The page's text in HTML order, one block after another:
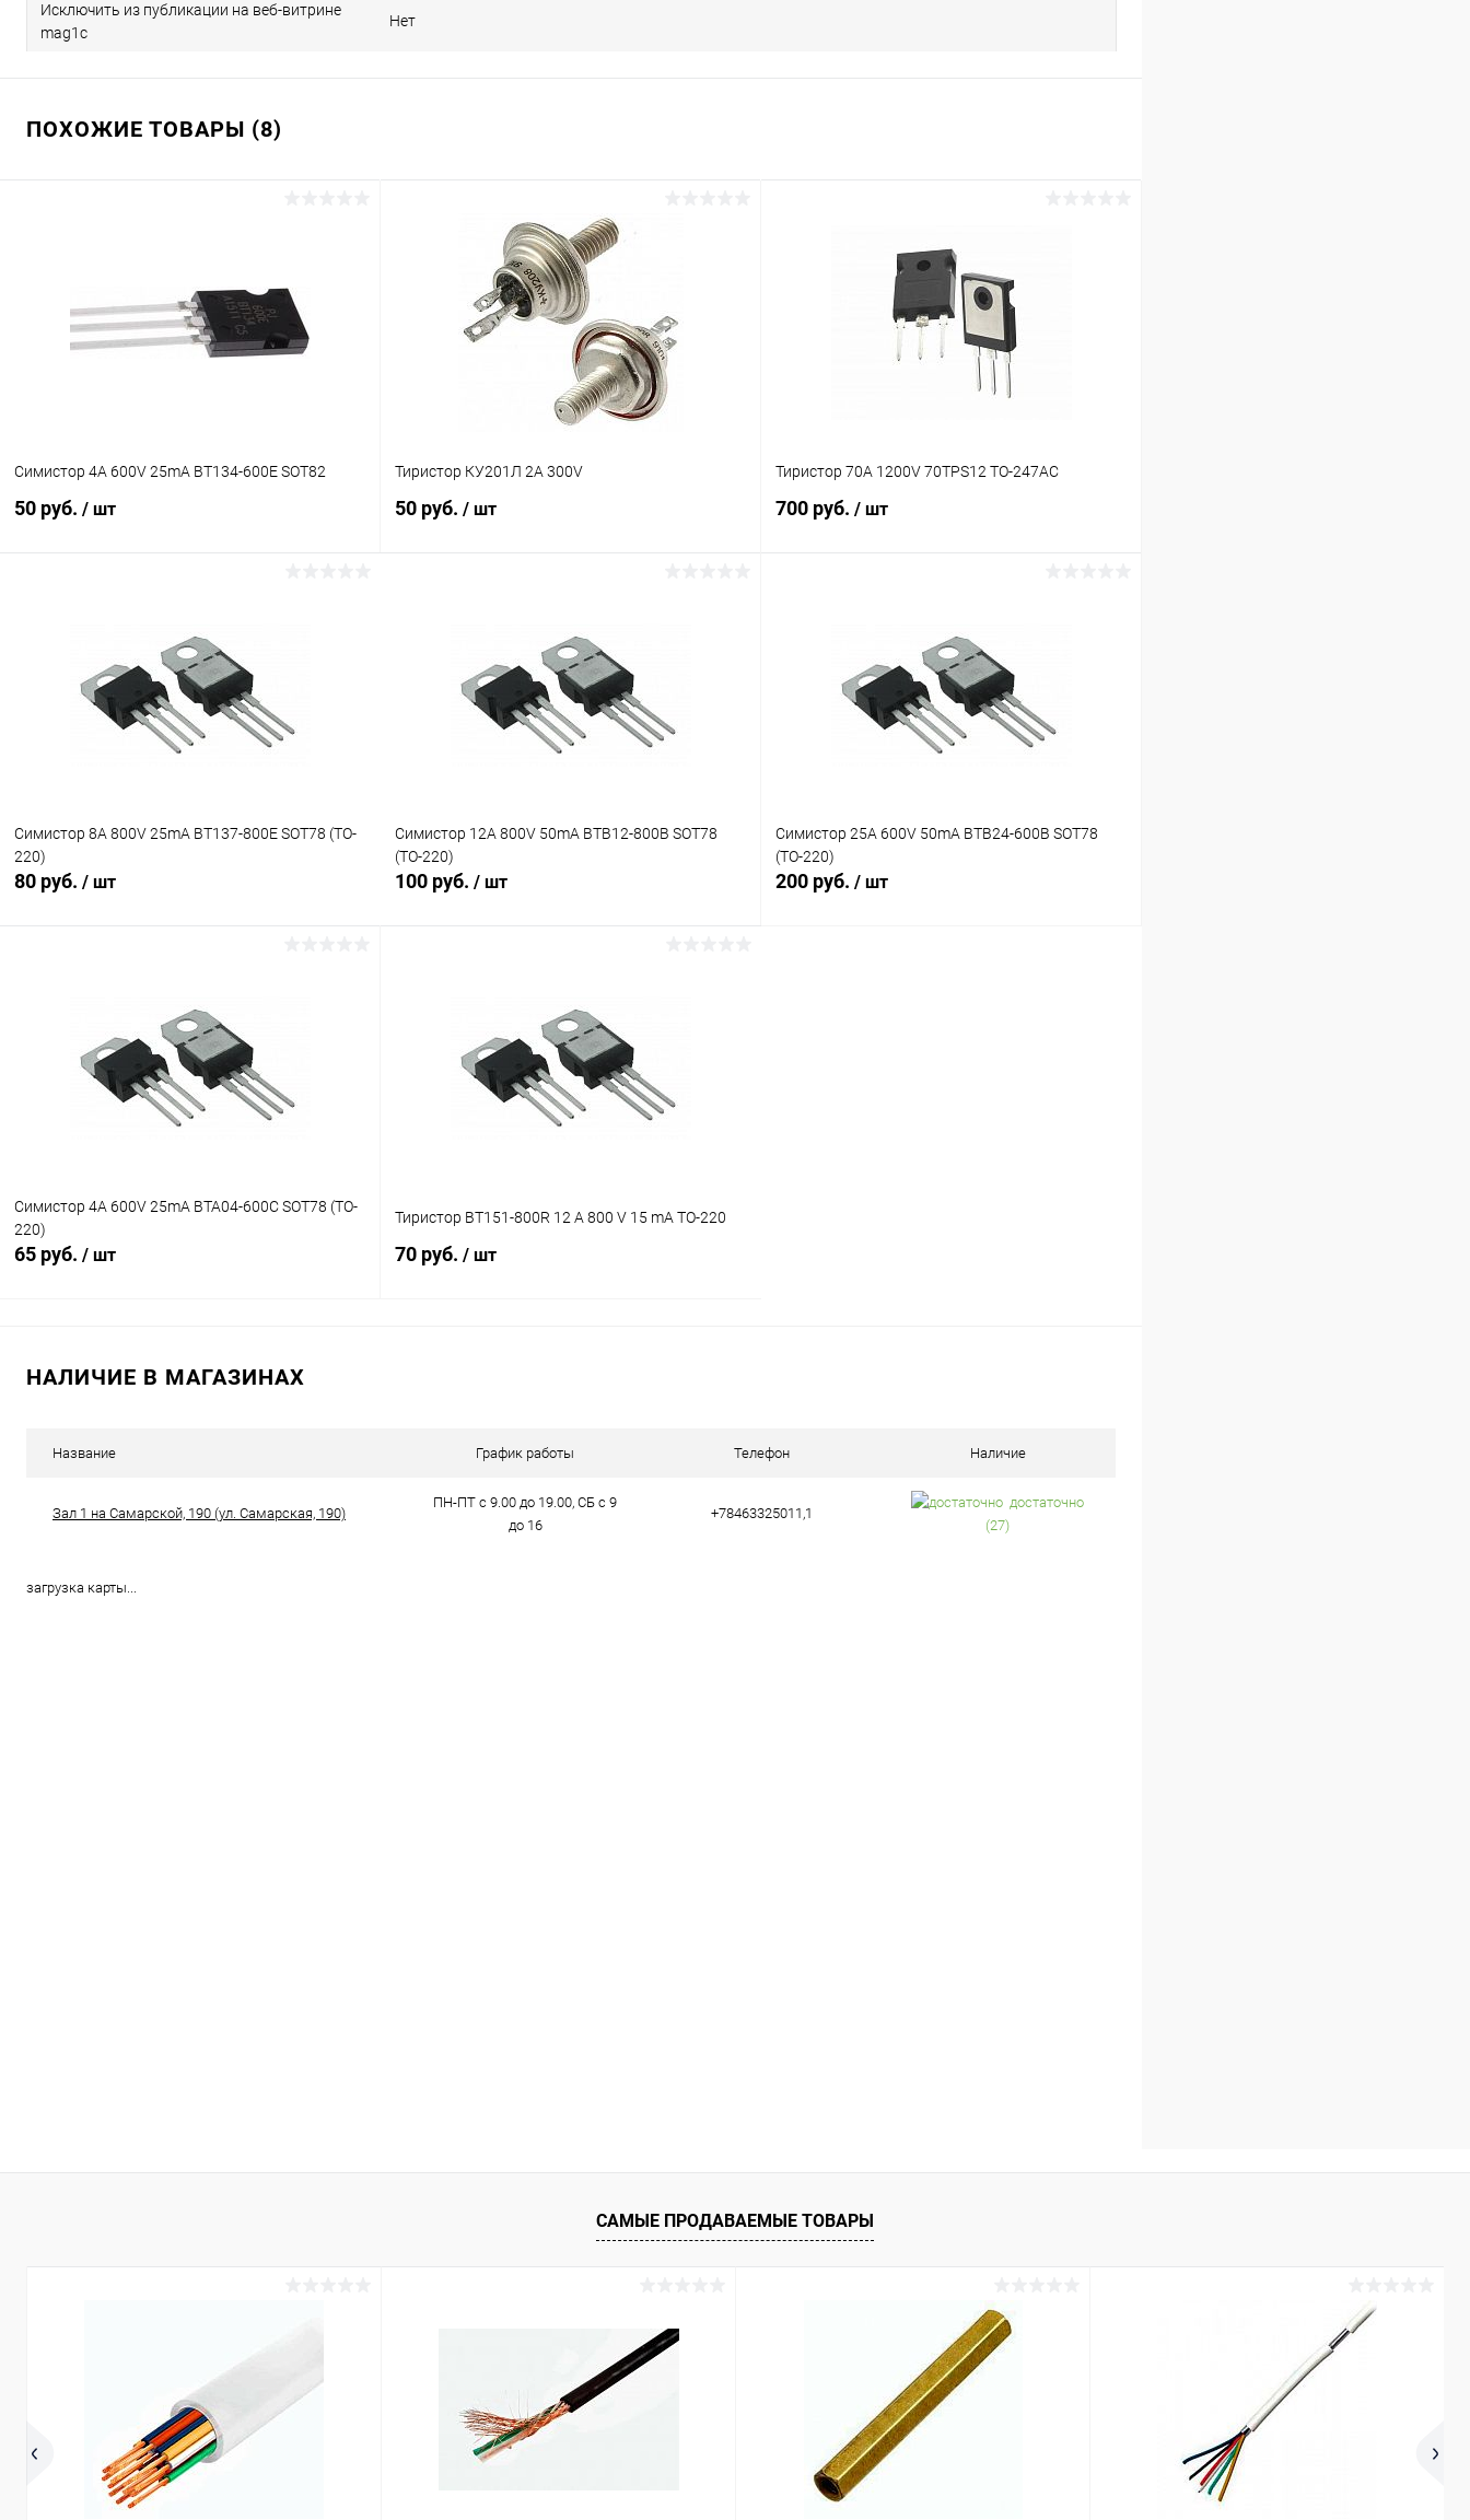
Исключить из публикации на веб-витрине
mag1c
Нет
ПОХОЖИЕ ТОВАРЫ (8)
Симистор 4A 600V 25mA BT134-600E SOT82
50 руб. / шт
В избранное В наличии (13)
Тиристор КУ201Л 2A 300V
50 руб. / шт
В избранное В наличии (3)
Тиристор 70A 1200V 70TPS12 TO-247AC
700 руб. / шт
В избранное В наличии (13)
Симистор 8A 800V 25mA BT137-800E SOT78 (TO-
220)
80 руб. / шт
В избранное В наличии (31)
Симистор 12A 800V 50mA BTB12-800B SOT78
(TO-220)
100 руб. / шт
В избранное В наличии (3)
Симистор 25A 600V 50mA BTB24-600B SOT78
(TO-220)
200 руб. / шт
Симистор 4A 600V 25mA BTA04-600C SOT78 (TO-
220)
65 руб. / шт
Тиристор BT151-800R 12 A 800 V 15 mA TO-220
70 руб. / шт
НАЛИЧИЕ В МАГАЗИНАХ
Название График работы Телефон Наличие
Зал 1 на Самарской, 190 (ул. Самарская, 190)
ПН-ПТ с 9.00 до 19.00, СБ с 9
до 16
+78463325011,1
достаточно
(27)
загрузка карты...
САМЫЕ ПРОДАВАЕМЫЕ ТОВАРЫ